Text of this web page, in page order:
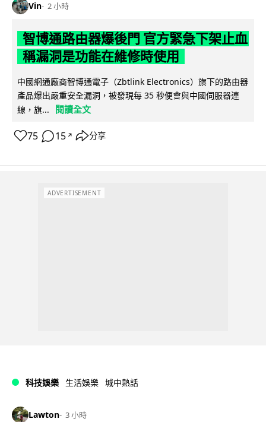
Vin 2 小時
智博通路由器爆後門 官方緊急下架止血
稱漏洞是功能在維修時使用
中國網通廠商智博通電子（Zbtlink Electronics）旗下的路由器
產品爆出嚴重安全漏洞，被發現每 35 秒便會與中國伺服器連
線，旗...
閱讀全文
75 15 ↗ 分享
ADVERTISEMENT
科技娛樂 生活娛樂 城中熱話
Lawton 3 小時